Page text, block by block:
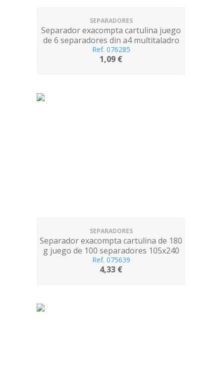
SEPARADORES
Separador exacompta cartulina juego
de 6 separadores din a4 multitaladro
color blanco
Ref. 076285
1,09 €
SEPARADORES
Separador exacompta cartulina de 180
g juego de 100 separadores 105x240
mm con 2 taladros color amarillo
Ref. 075639
4,33 €